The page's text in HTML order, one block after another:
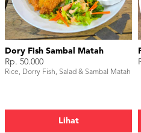
Dory Fish Sambal Matah
Rp. 50.000
Rice, Dorry Fish, Salad & Sambal Matah
Lihat